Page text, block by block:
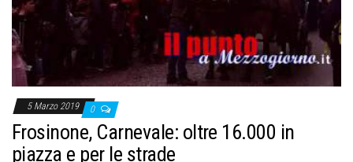
5 Marzo 2019 0
Frosinone, Carnevale: oltre 16.000 in
piazza e per le strade